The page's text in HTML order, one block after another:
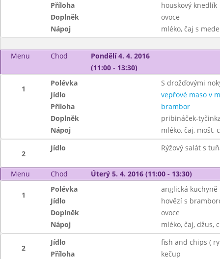
Příloha
houskový knedlík
Doplněk
ovoce
Nápoj
mléko, čaj s
Menu Chod
Pondělí 4. 4. 2016
(11:00 - 13:30)
1
Polévka
S drožďovými
Jídlo
vepřové maso v
Příloha
brambor
Doplněk
pribináček-
Nápoj
mléko, čaj, mošt,
2
Jídlo Rýžový salát s
Menu Chod Úterý 5. 4. 2016 (11:00 - 13:30)
1
Polévka
anglická
Jídlo
hovězí s
Doplněk
ovoce
Nápoj
mléko, čaj, džus,
2
Jídlo
fish and chips (
Příloha
kečup